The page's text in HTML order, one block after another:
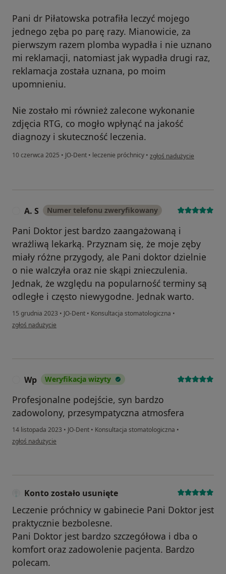
Pani dr Piłatowska potrafiła leczyć mojego
jednego zęba po parę razy. Mianowicie, za
pierwszym razem plomba wypadła i nie uznano
mi reklamacji, natomiast jak wypadła drugi raz,
reklamacja została uznana, po moim
upomnieniu.
Nie zostało mi również zalecone wykonanie
zdjęcia RTG, co mogło wpłynąć na jakość
diagnozy i skuteczność leczenia.
10 czerwca 2025 • JO-Dent • leczenie próchnicy • w opinii użytkownika
zgłoś nadużycie
A. S Numer telefonu zweryfikowany
Pani Doktor jest bardzo zaangażowaną i
wrażliwą lekarką. Przyznam się, że moje zęby
miały różne przygody, ale Pani doktor dzielnie
o nie walczyła oraz nie skąpi znieczulenia.
Jednak, że względu na popularność terminy są
odległe i często niewygodne. Jednak warto.
15 grudnia 2023 • JO-Dent • Konsultacja stomatologiczna •
w opinii użytkownika A. S
zgłoś nadużycie
Wp Weryfikacja wizyty
Profesjonalne podejście, syn bardzo
zadowolony, przesympatyczna atmosfera
14 listopada 2023 • JO-Dent • Konsultacja stomatologiczna •
w opinii użytkownika Wp
zgłoś nadużycie
Konto zostało usunięte
Leczenie próchnicy w gabinecie Pani Doktor jest
praktycznie bezbolesne.
Pani Doktor jest bardzo szczegółowa i dba o
komfort oraz zadowolenie pacjenta. Bardzo
polecam.